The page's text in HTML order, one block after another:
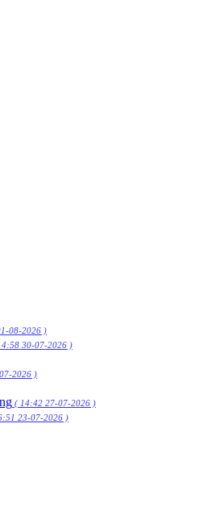
08-2026 )
30-07-2026 )
2026 )
( 14:42 27-07-2026 )
23-07-2026 )